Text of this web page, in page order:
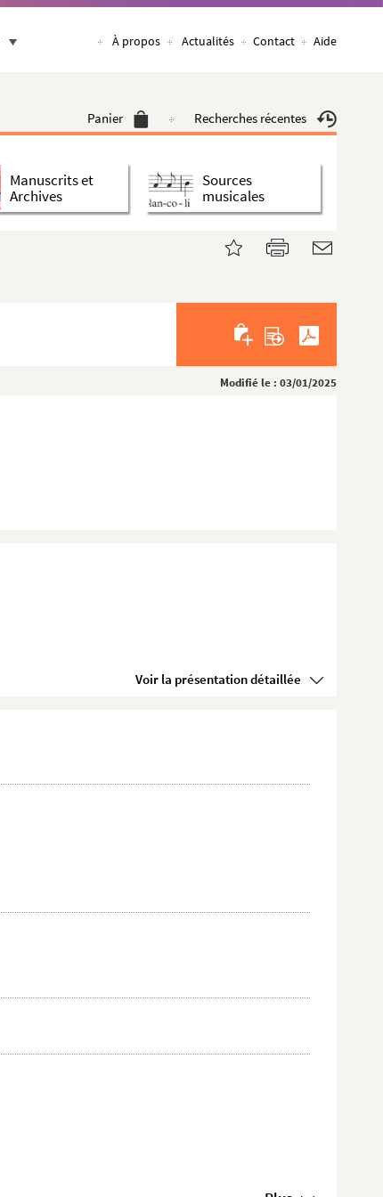
À propos Actualités Contact Aide
Panier Recherches récentes
Manuscrits et
Archives
Sources
musicales
Modifié le : 03/01/2025
Voir la présentation détaillée